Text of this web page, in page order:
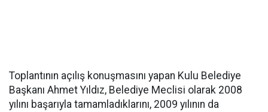
Toplantının açılış konuşmasını yapan Kulu Belediye
Başkanı Ahmet Yıldız, Belediye Meclisi olarak 2008
yılını başarıyla tamamladıklarını, 2009 yılının da